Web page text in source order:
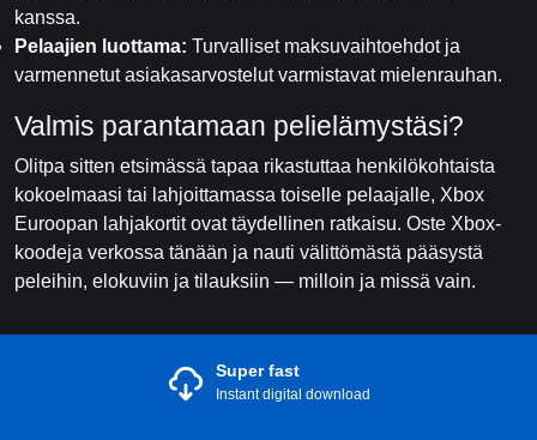
kanssa.
Pelaajien luottama: Turvalliset maksuvaihtoehdot ja
varmennetut asiakasarvostelut varmistavat mielenrauhan.
Valmis parantamaan pelielämystäsi?
Olitpa sitten etsimässä tapaa rikastuttaa henkilökohtaista
kokoelmaasi tai lahjoittamassa toiselle pelaajalle, Xbox
Euroopan lahjakortit ovat täydellinen ratkaisu. Oste Xbox-
koodeja verkossa tänään ja nauti välittömästä pääsystä
peleihin, elokuviin ja tilauksiin — milloin ja missä vain.
Super fast
Instant digital download